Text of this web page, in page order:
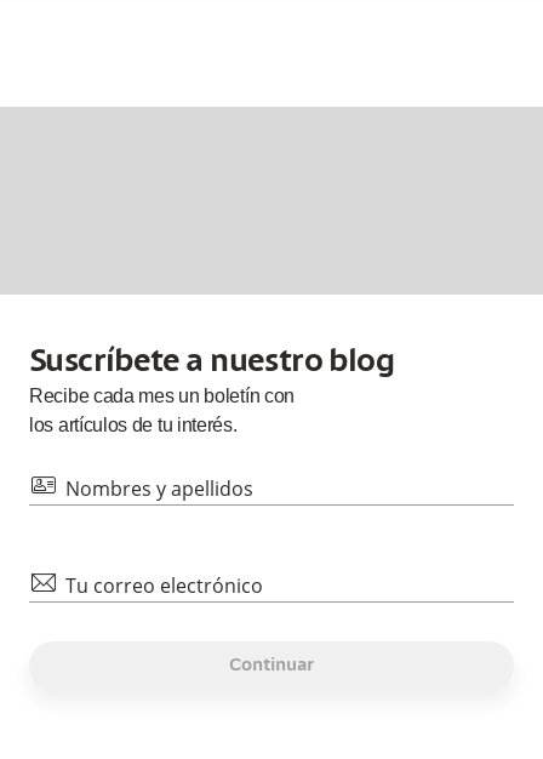
Suscríbete a nuestro blog
Recibe cada mesun boletín con
los artículos de tu interés.
id Nombres y apellidos
mail Tu correo electrónico
Continuar